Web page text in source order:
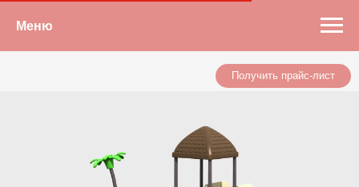
Меню
Получить прайс-лист